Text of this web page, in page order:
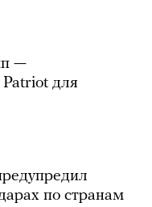
—
Patriot для
по странам